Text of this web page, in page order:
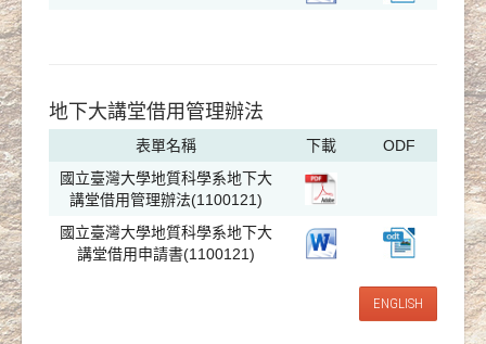
地下大講堂借用管理辦法
表單名稱 下載
ODF
國立臺灣大學地質科學系地下大
講堂借用管理辦法(1100121)
國立臺灣大學地質科學系地下大
講堂借用申請書(1100121)
ENGLISH